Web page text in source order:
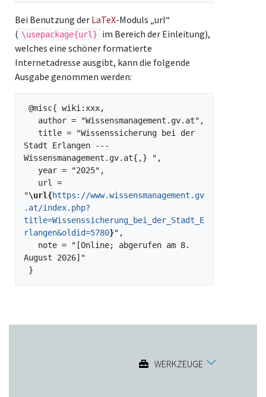
Bei Benutzung der LaTeX-Moduls „url“
( \usepackage{url}
im Bereich der Einleitung),
welches eine schöner formatierte
Internetadresse ausgibt, kann die folgende
Ausgabe genommen werden:
Stadt Erlangen ---
Wissensmanagement.gv.at{,} ",
"\url{https://www.wissensmanagement.gv
.at/index.php?
title=Wissenssicherung_bei_der_Stadt_E
rlangen&oldid=5780}",
August 2026]"
WERKZEUGE